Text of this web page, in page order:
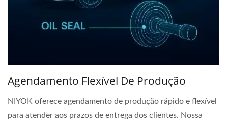
Agendamento Flexível De Produção
NIYOK oferece agendamento de produção rápido e flexível
para atender aos prazos de entrega dos clientes. Nossa